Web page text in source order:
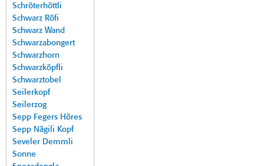
Schröterhöttli
Schwarz Röfi
Schwarz Wand
Schwarzabongert
Schwarzhorn
Schwarzköpfli
Schwarztobel
Seilerkopf
Seilerzog
Sepp Fegers Höres
Sepp Nägili Kopf
Seveler Demmli
Sonne